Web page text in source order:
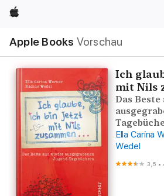
Apple
Apple Books Vorschau
Navigation
Menü
öffnen
Ich
mit Nils
Das Beste
Ella Carina
Wedel
3,5 •